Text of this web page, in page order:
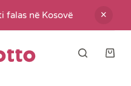
falas në Kosovë